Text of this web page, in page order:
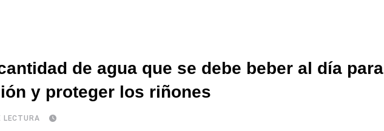
de agua que se debe beber al día para
y proteger los riñones
LECTURA